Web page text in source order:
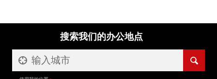
搜索我们的办公地点